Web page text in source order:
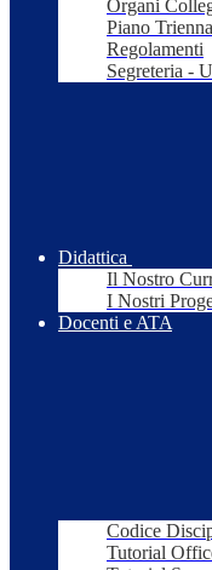
Organi
Piano
Regolamenti
Segreteria -
Didattica
Il Nostro
I Nostri
Docenti e ATA
Codice
Tutorial